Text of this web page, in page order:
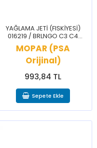
YAĞLAMA JETİ (FISKİYESİ)
016219 / BRLNGO C3 C4
CELYSEE NEMO 206 207 208
301 307 308 BPPR PRTNR
RFTR
MOPAR (PSA
Orijinal)
993,84 TL
Sepete Ekle